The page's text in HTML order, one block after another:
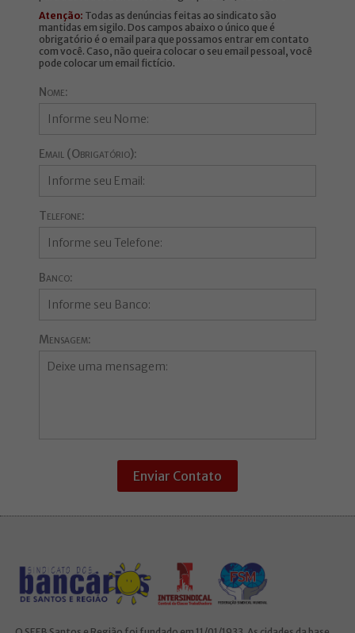
Atenção: Todas as denúncias feitas ao sindicato são
mantidas em sigilo. Dos campos abaixo o único que é
obrigatório é o email para que possamos entrar em contato
com você. Caso, não queira colocar o seu email pessoal, você
pode colocar um email fictício.
Nome:
Email (Obrigatório):
Telefone:
Banco:
Mensagem:
Enviar Contato